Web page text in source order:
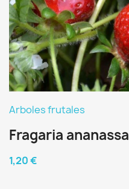
Arboles frutales
Fragaria ananassa
1,20 €